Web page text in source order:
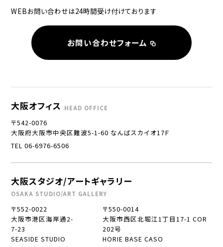
WEBお問い合わせは24時間受け付けております
お問い合わせフォーム
大阪オフィス HEAD OFFICE
〒542-0076
大阪府大阪市中央区難波5-1-60 なんばスカイオ17Ｆ
TEL 06-6976-6506
大阪スタジオ/アートギャラリー
OSAKA STUDIO/ART GALLERY
〒552-0022
大阪市港区海岸通2-
7-23
SEASIDE STUDIO
〒550-0014
大阪市西区北堀江1丁目17-1 COR
202号
HORIE BASE CASO